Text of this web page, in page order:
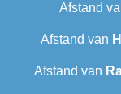
Afstand
Afstand van
Afstand van